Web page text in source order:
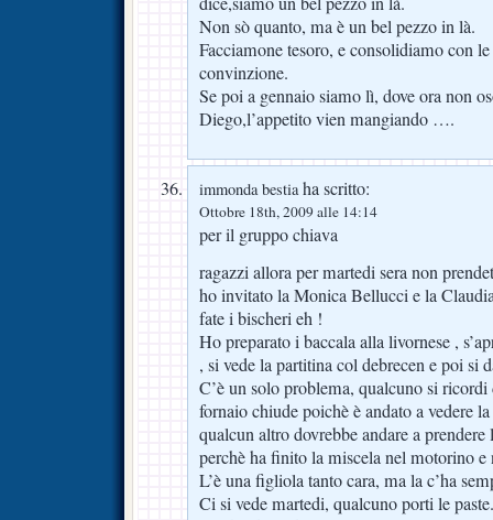
Non sò quanto, ma è un bel pezzo in là.
Facciamone tesoro, e consolidiamo con
convinzione.
Se poi a gennaio siamo lì, dove ora non
Diego,l’appetito vien mangiando ….
immonda bestiaha scritto:
Ottobre 18th, 2009 alle 14:14
per il gruppo chiava
ragazzi allora per martedi sera non
ho invitato la Monica Bellucci e la
fate i bischeri eh !
Ho preparato i baccala alla livornese ,
, si vede la partitina col debrecen e poi si
C’è un solo problema, qualcuno si
fornaio chiude poichè è andato a vedere
qualcun altro dovrebbe andare a
perchè ha finito la miscela nel motorino
L’è una figliola tanto cara, ma la c’ha
Ci si vede martedi, qualcuno porti le paste.